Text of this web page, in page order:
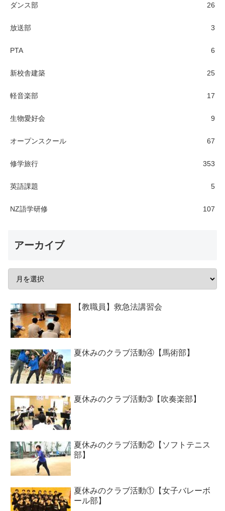
ダンス部 26
放送部 3
PTA 6
新校舎建築 25
軽音楽部 17
生物愛好会 9
オープンスクール 67
修学旅行 353
英語課題 5
NZ語学研修 107
アーカイブ
【教職員】救急法講習会
夏休みのクラブ活動④【馬術部】
夏休みのクラブ活動➂【吹奏楽部】
夏休みのクラブ活動②【ソフトテニス
部】
夏休みのクラブ活動①【女子バレーボ
ール部】